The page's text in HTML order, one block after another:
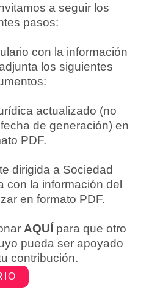
a seguir los
pasos:
con la información
los siguientes
actualizado (no
de generación) en
PDF.
dirigida a Sociedad
con la información del
en formato PDF.
AQUÍ para que otro
pueda ser apoyado
contribución.